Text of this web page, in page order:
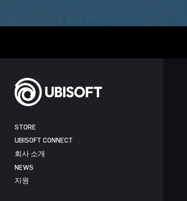
STORE
UBISOFT CONNECT
회사 소개
NEWS
지원